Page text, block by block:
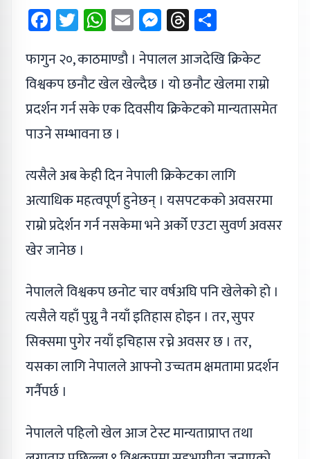
Facebook
Twitter
WhatsApp
EmailMessenger
Threads
फागुन २०, काठमाण्डौ । नेपालल आजदेखि क्रिकेट
विश्वकप छनौट खेल खेल्दैछ । यो छनौट खेलमा राम्रो
प्रदर्शन गर्न सके एक दिवसीय क्रिकेटको मान्यतासमेत
पाउने सम्भावना छ ।
त्यसैले अब केही दिन नेपाली क्रिकेटका लागि
अत्याधिक महत्वपूर्ण हुनेछन् । यसपटकको अवसरमा
राम्रो प्रदेर्शन गर्न नसकेमा भने अर्को एउटा सुवर्ण अवसर
खेर जानेछ ।
नेपालले विश्वकप छनोट चार वर्षअघि पनि खेलेको हो ।
त्यसैले यहाँ पुग्नु नै नयाँ इतिहास होइन । तर, सुपर
सिक्समा पुगेर नयाँ इचिहास रच्ने अवसर छ । तर,
यसका लागि नेपालले आफ्नो उच्चतम क्षमतामा प्रदर्शन
गर्नैपर्छ ।
नेपालले पहिलो खेल आज टेस्ट मान्यताप्राप्त तथा